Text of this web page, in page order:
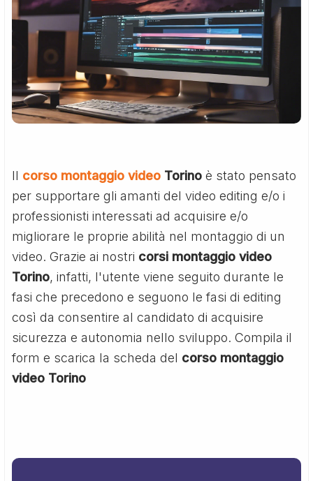
Il corso montaggio video Torino è stato pensato
per supportare gli amanti del video editing e/o i
professionisti interessati ad acquisire e/o
migliorare le proprie abilità nel montaggio di un
video. Grazie ai nostri corsi montaggio video
Torino, infatti, l'utente viene seguito durante le
fasi che precedono e seguono le fasi di editing
così da consentire al candidato di acquisire
sicurezza e autonomia nello sviluppo. Compila il
form e scarica la scheda del corso montaggio
video Torino